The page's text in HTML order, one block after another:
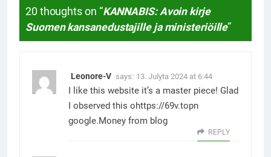
20 thoughts on “KANNABIS: Avoin kirje
Suomen kansanedustajille ja ministeriöille”
Leonore-V says: 13. Julyta 2024 at 6:44
I like this website it’s a master piece! Glad
I observed this ohttps://69v.topn
google.Money from blog
REPLY